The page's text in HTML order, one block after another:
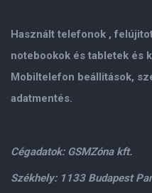
Használt telefonok ,
notebookok és tabletek és
Mobiltelefon beállitások,
adatmentés.
Cégadatok: GSMZóna kft.
Székhely: 1133 Budapest